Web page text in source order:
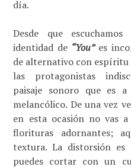
día.
Desde que
identidad de “You”es
de alternativo con
las protagonistas
paisaje sonoro que es
melancólico. De una vez
en esta ocasión no vas
florituras adornantes;
textura. La distorsión es
puedes cortar con un